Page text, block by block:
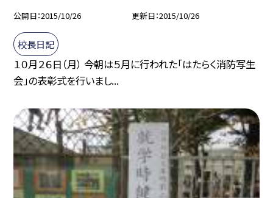
公開日 2015/10/26 更新日 2015/10/26
校長日記
１０月２６日（月） 今朝は５月に行われた「はたらく消防写生
会」の表彰式を行いまし...